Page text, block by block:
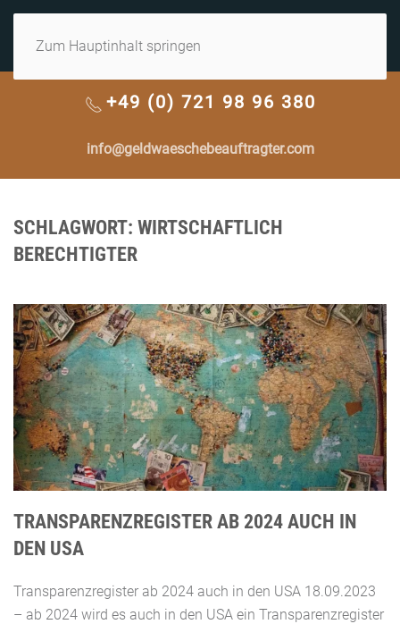
Zum Hauptinhalt springen
+49 (0) 721 98 96 380
info@geldwaeschebeauftragter.com
SCHLAGWORT: WIRTSCHAFTLICH
BERECHTIGTER
TRANSPARENZREGISTER AB 2024 AUCH IN
DEN USA
Transparenzregister ab 2024 auch in den USA 18.09.2023
– ab 2024 wird es auch in den USA ein Transparenzregister